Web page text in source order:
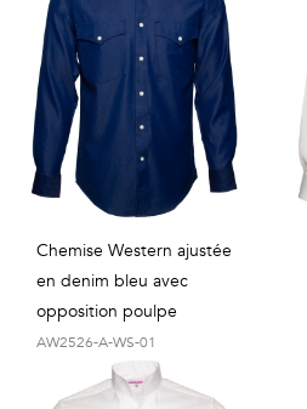
Chemise Western ajustée
en denim bleu avec
opposition poulpe
AW2526-A-WS-01